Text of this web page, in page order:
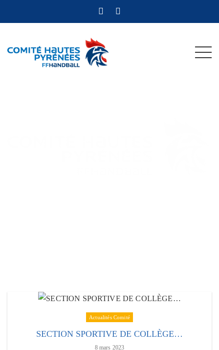
Actualités Comité
SECTION SPORTIVE DE COLLÈGE…
8 mars 2023